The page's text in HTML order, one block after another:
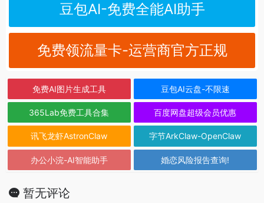
豆包AI-免费全能AI助手
免费领流量卡-运营商官方正规
免费AI图片生成工具 豆包AI云盘-不限速
365Lab免费工具合集 百度网盘超级会员优惠
讯飞龙虾AstronClaw 字节ArkClaw-OpenClaw
办公小浣-AI智能助手 婚恋风险报告查询!
暂无评论